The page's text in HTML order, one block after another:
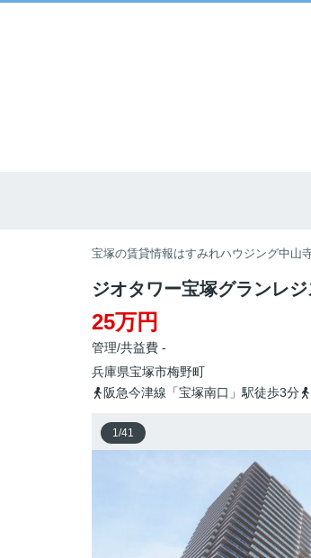
宝塚の賃貸情報はすみれハウジング中山
ジオタワー宝塚グランレ
25万円
管理/共益費 -
兵庫県宝塚市梅野町
阪急今津線「宝塚南口」駅徒歩3分
1/41